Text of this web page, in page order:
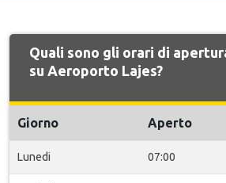
Quali sono gli orari di
su Aeroporto Lajes?
Giorno Aperto
Lunedi 07:00